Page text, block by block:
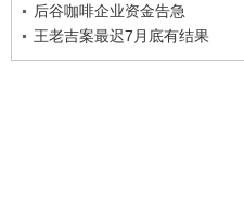
后谷咖啡企业资金告急
王老吉案最迟7月底有结果